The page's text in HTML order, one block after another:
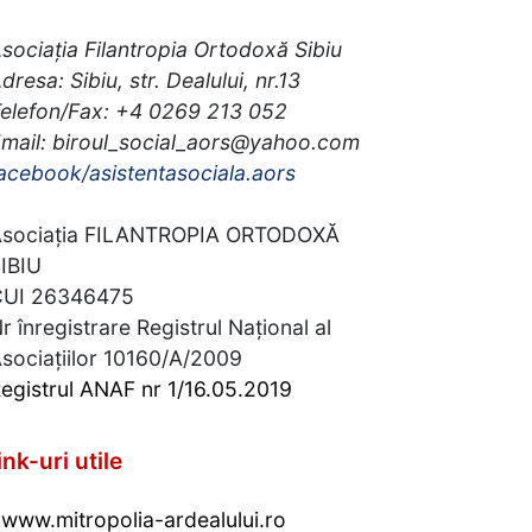
Filantropia Ortodoxă Sibiu
Sibiu, str. Dealului, nr.13
Fax: +4 0269 213 052
biroul_social_aors@yahoo.com
asistentasociala.aors
FILANTROPIA ORTODOXĂ
26346475
înregistrare Registrul Național al
10160/A/2009
ANAF nr 1/16.05.2019
uri utile
www.mitropolia-ardealului.ro